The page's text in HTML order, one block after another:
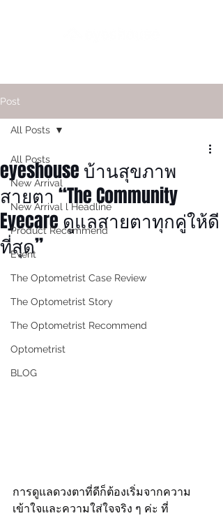
Post
All Posts
New Arrival
New Arrival l Headline
Product Recommend
Event
The Optometrist Case Review
The Optometrist Story
The Optometrist Recommend
Optometrist
BLOG
All Posts
eyeshouse บ้านสุขภาพ
สายตา “The Community
Eyecare ดูแลสายตาทุกคู่ให้ดี
ที่สุด”
การดูแลดวงตาที่ดีก็ต้องเริ่มจากความ
เข้าใจและความใส่ใจจริง ๆ ค่ะ ที่